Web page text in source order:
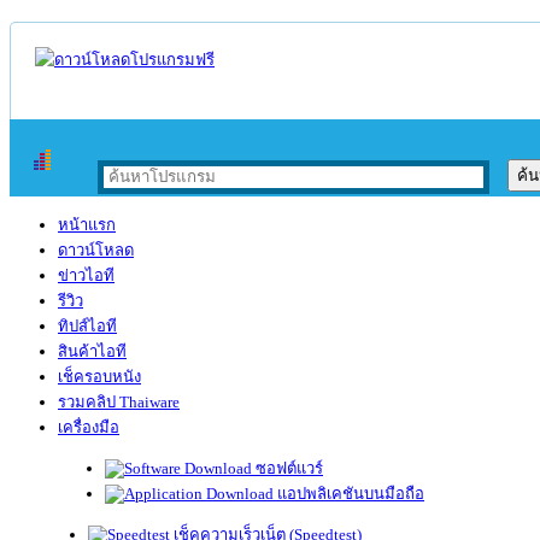
หน้าแรก
ดาวน์โหลด
ข่าวไอที
รีวิว
ทิปส์ไอที
สินค้าไอที
เช็ครอบหนัง
รวมคลิป Thaiware
เครื่องมือ
ซอฟต์แวร์
แอปพลิเคชันบนมือถือ
เช็คความเร็วเน็ต (Speedtest)